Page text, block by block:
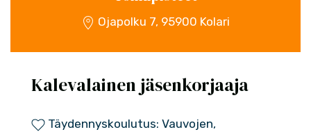
Ojapolku 7, 95900 Kolari
Kalevalainen jäsenkorjaaja
Täydennyskoulutus: Vauvojen,